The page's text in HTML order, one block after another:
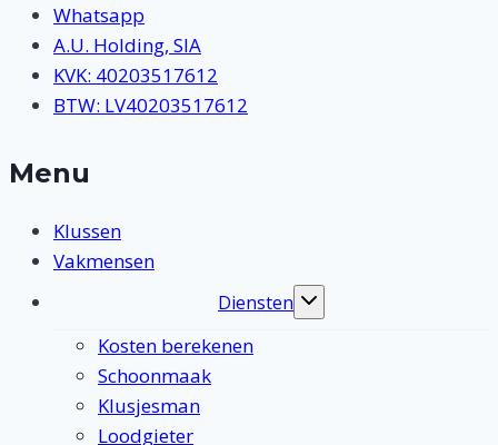
Whatsapp
A.U. Holding, SIA
KVK: 40203517612
BTW: LV40203517612
Menu
Klussen
Vakmensen
Diensten
Toggle
Kosten berekenen
Schoonmaak
Klusjesman
Loodgieter